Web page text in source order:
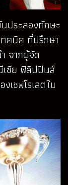
นประลองทักษะ
คนิค ที่ปรึกษา
จากผู้จัด
เซีย ฟิลิปปินส์
เชฟโรเลตใน